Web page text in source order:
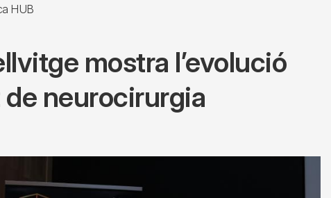
HUB
mostra l’evolució
neurocirurgia